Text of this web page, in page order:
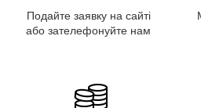
Подайте заявку на сайті
або зателефонуйте нам